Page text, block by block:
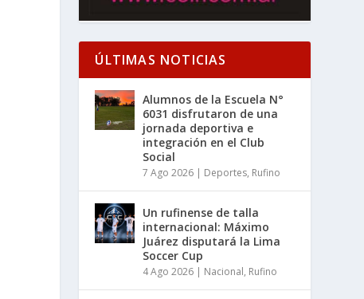
ÚLTIMAS NOTICIAS
Alumnos de la Escuela N°
6031 disfrutaron de una
jornada deportiva e
integración en el Club
Social
7 Ago 2026 | Deportes, Rufino
Un rufinense de talla
internacional: Máximo
Juárez disputará la Lima
Soccer Cup
4 Ago 2026 | Nacional, Rufino